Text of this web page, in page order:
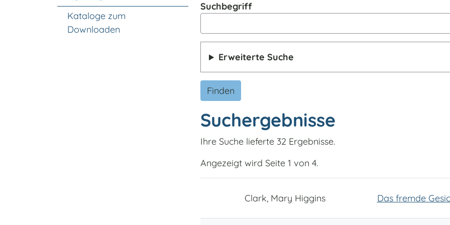
Suchbegriff
Erweiterte Suche
Finden
Suchergebnisse
Ihre Suche lieferte 32 Ergebnisse.
Angezeigt wird Seite 1 von 4.
Clark, Mary Higgins Das fremde
Kataloge zum
Downloaden